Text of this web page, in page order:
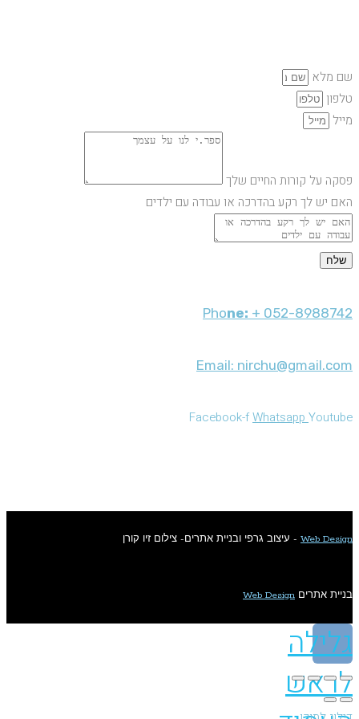
שם מלא
טלפון
מייל
פסקה על קורות החיים שלך
האם יש לך רקע בהדרכה או עבודה עם ילדים
שלח
Phone: + 052-8988742
Email: nirchu@gmail.com
Facebook-fWhatsapp Youtube
Web Design - עיצוב גרפי ובניית אתרים- צילום זיו קורן
בניית אתרים Web Design
גלילה
לראש